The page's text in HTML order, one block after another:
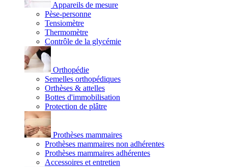
Appareils de mesure
Pèse-personne
Tensiomètre
Thermomètre
Contrôle de la glycémie
Orthopédie
Semelles orthopédiques
Orthèses & attelles
Bottes d'immobilisation
Protection de plâtre
Prothèses mammaires
Prothèses mammaires non adhérentes
Prothèses mammaires adhérentes
Accessoires et entretien